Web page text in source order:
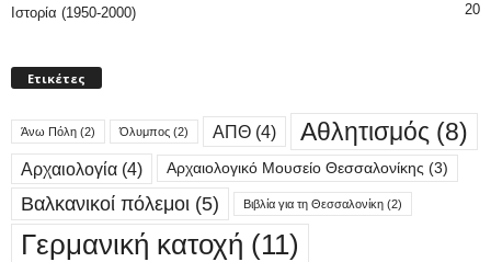
Ιστορία (1950-2000) 20
Ετικέτες
Άνω Πόλη (2) Όλυμπος (2) ΑΠΘ (4) Αθλητισμός (8)
Αρχαιολογία (4) Αρχαιολογικό Μουσείο Θεσσαλονίκης (3)
Βαλκανικοί πόλεμοι (5) Βιβλία για τη Θεσσαλονίκη (2)
Γερμανική κατοχή (11)